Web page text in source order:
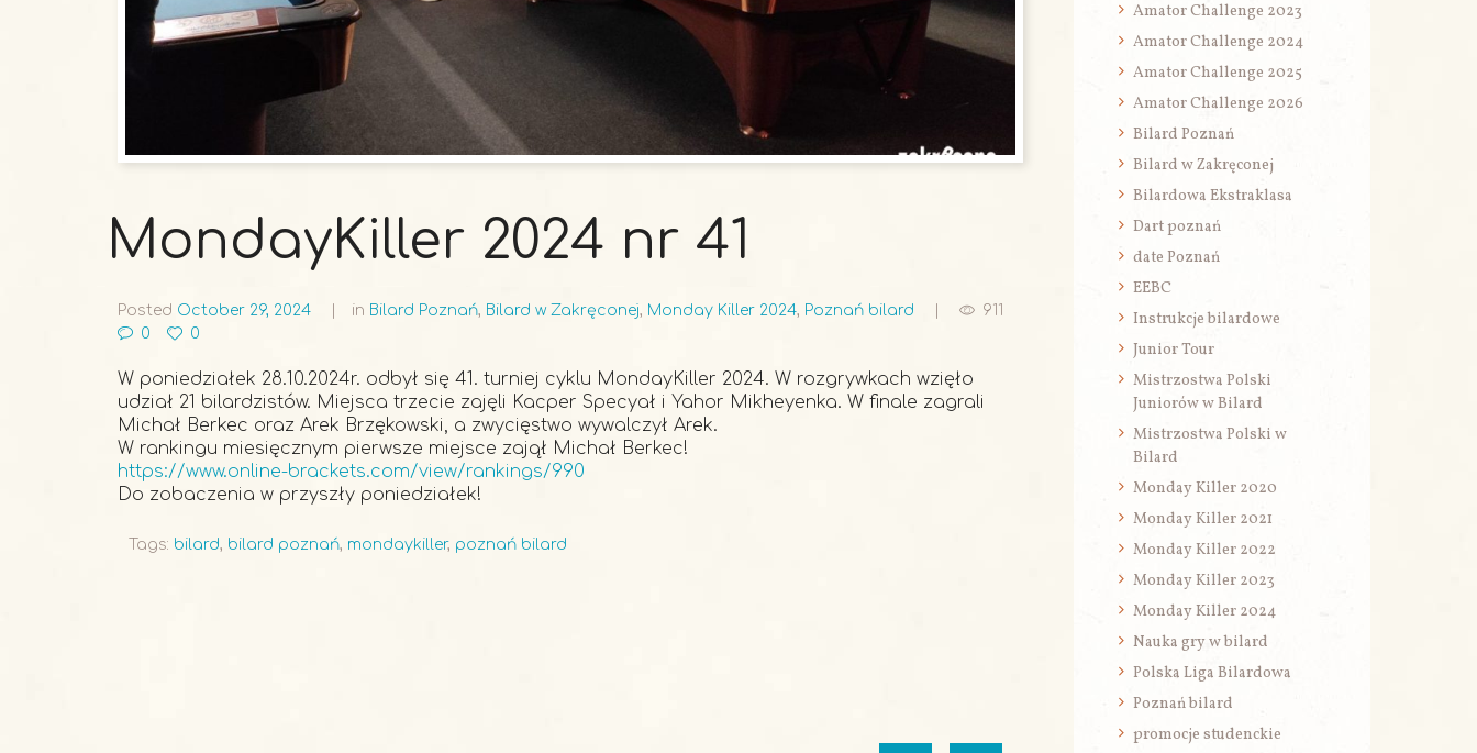
MondayKiller 2024 nr 41
Posted October 29, 2024 in Bilard Poznań, Bilard w Zakręconej, Monday Killer 2024, Poznań bilard
911
0
0
W poniedziałek 28.10.2024r. odbył się 41. turniej cyklu MondayKiller 2024. W rozgrywkach wzięło
udział 21 bilardzistów. Miejsca trzecie zajęli Kacper Specyał i Yahor Mikheyenka. W finale zagrali
Michał Berkec oraz Arek Brzękowski, a zwycięstwo wywalczył Arek.
W rankingu miesięcznym pierwsze miejsce zajął Michał Berkec!
https://www.online-brackets.com/view/rankings/990
Do zobaczenia w przyszły poniedziałek!
Tags: bilard, bilard poznań, mondaykiller, poznań bilard
Amator Challenge 2023
Amator Challenge 2024
Amator Challenge 2025
Amator Challenge 2026
Bilard Poznań
Bilard w Zakręconej
Bilardowa Ekstraklasa
Dart poznań
date Poznań
EEBC
Instrukcje bilardowe
Junior Tour
Mistrzostwa Polski
Juniorów w Bilard
Mistrzostwa Polski w
Bilard
Monday Killer 2020
Monday Killer 2021
Monday Killer 2022
Monday Killer 2023
Monday Killer 2024
Nauka gry w bilard
Polska Liga Bilardowa
Poznań bilard
promocje studenckie